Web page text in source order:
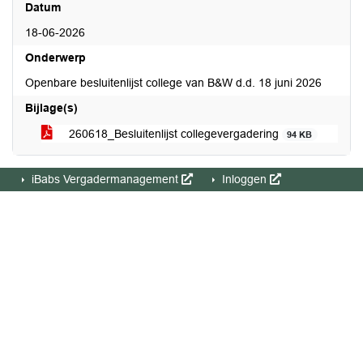
Datum
18-06-2026
Onderwerp
Openbare besluitenlijst college van B&W d.d. 18 juni 2026
Bijlage(s)
260618_Besluitenlijst collegevergadering
94 KB
iBabs Vergadermanagement Inloggen